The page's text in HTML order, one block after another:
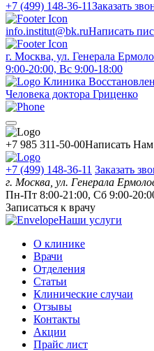
+7 (499) 148-36-11Заказать
info.institut@bk.ruНаписать
г. Москва, ул. Генерала
9:00-20:00, Вс 9:00-18:00
Клиника
Человека доктора Гриценко
+7 985 311-50-00Написать Нам
+7 (499) 148-36-11 Заказать
г. Москва, ул. Генерала
Пн-Пт 8:00-21:00, Сб 9:00-
Записаться к врачу
Наши услуги
О клинике
Врачи
Отделения
Статьи
Клинические случаи
Отзывы
Контакты
Акции
Прайс лист